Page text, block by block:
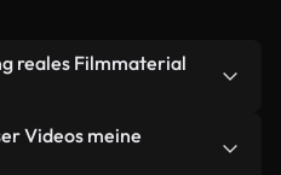
reales Filmmaterial
eine Hybridbibliothek
aufgenommenen
Videos meine